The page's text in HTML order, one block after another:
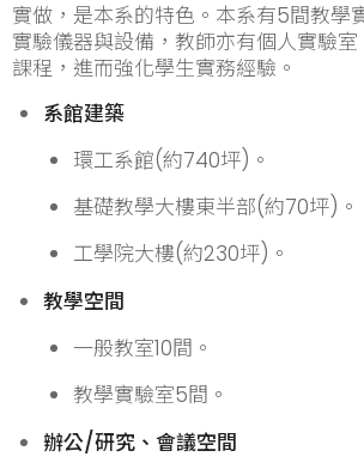
實做，是本系的特色。本系有5間教學
實驗儀器與設備，教師亦有個人實驗
課程，進而強化學生實務經驗。
系館建築
環工系館(約740坪)。
基礎教學大樓東半部(約70坪)。
工學院大樓(約230坪)。
教學空間
一般教室10間。
教學實驗室5間。
辦公/研究、會議空間